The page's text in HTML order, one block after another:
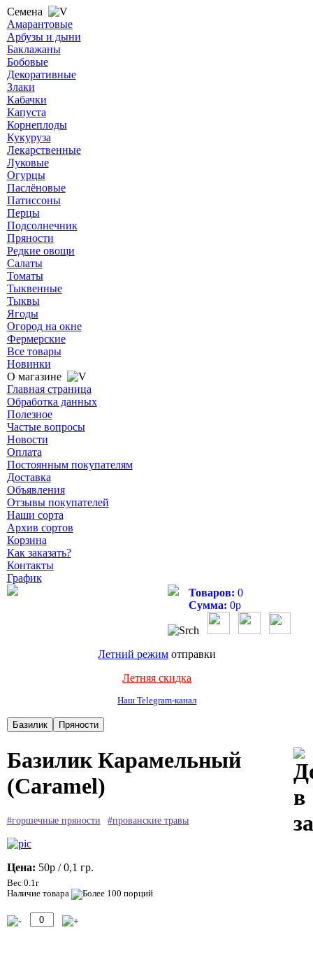
Семена
Амарантовые
Арбузы и дыни
Баклажаны
Бобовые
Декоративные
Злаки
Кабачки
Капуста
Корнеплоды
Кукуруза
Лекарственные
Луковые
Огурцы
Паслёновые
Патиссоны
Перцы
Подсолнечник
Пряности
Редкие овощи
Салаты
Томаты
Тыквенные
Тыквы
Ягоды
Огород на окне
Фермерские
Все товары
Новинки
О магазине
Главная страница
Обработка данных
Полезное
Частые вопросы
Новости
Оплата
Постоянным покупателям
Доставка
Объявления
Отзывы покупателей
Наши сорта
Архив сортов
Корзина
Как заказать?
Контакты
График
Товаров: 0
Сумма: 0р
Летний режим отправки
Летняя скидка
Наш Telegram-канал
Базилик Карамельный
(Caramel)
#горшечные пряности #прованские травы
Цена: 50р / 0,1 гр.
Вес 0.1г
Наличие товара